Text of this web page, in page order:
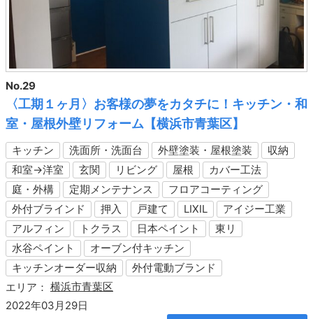
No.29
〈工期１ヶ月〉お客様の夢をカタチに！キッチン・和
室・屋根外壁リフォーム【横浜市青葉区】
キッチン 洗面所・洗面台 外壁塗装・屋根塗装
収納
和室→洋室
玄関 リビング 屋根
カバー工法
庭・外構
定期メンテナンス
フロアコーティング
外付ブラインド
押入 戸建て LIXIL
アイジー工業
アルフィン
トクラス 日本ペイント
東リ
水谷ペイント
オーブン付キッチン
キッチンオーダー収納
外付電動ブランド
エリア： 横浜市青葉区
2022年03月29日